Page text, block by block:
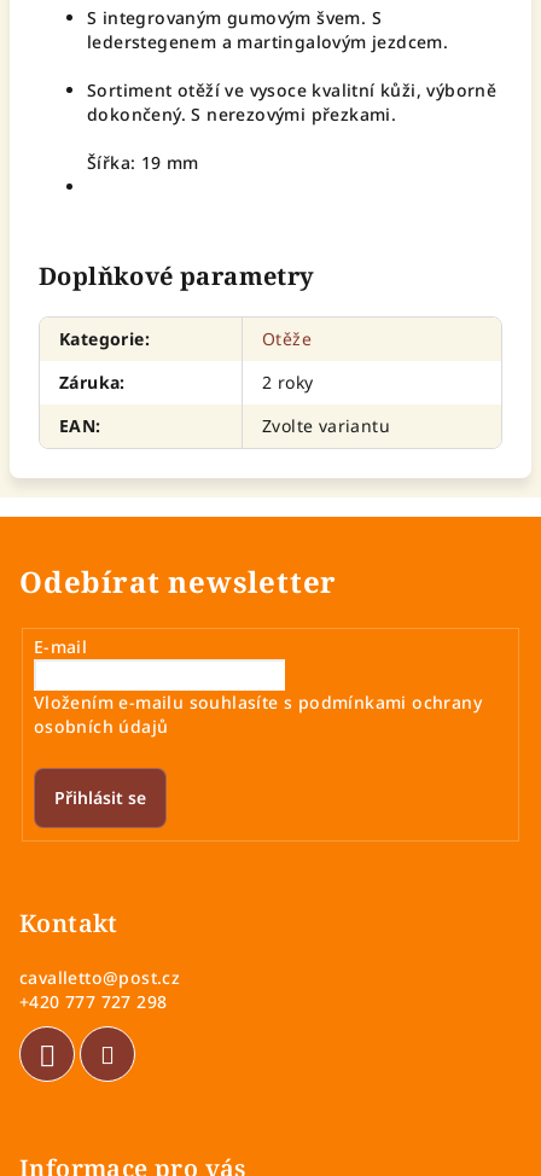
S integrovaným gumovým švem. S
lederstegenem a martingalovým jezdcem.
Sortiment otěží ve vysoce kvalitní kůži, výborně
dokončený. S nerezovými přezkami.
Šířka: 19 mm
Doplňkové parametry
Kategorie:
Otěže
Záruka:
2 roky
EAN: Zvolte variantu
Odebírat newsletter
E-mail
Vložením e-mailu souhlasíte s podmínkami ochrany
osobních údajů
Přihlásit se
Kontakt
cavalletto@post.cz
+420 777 727 298
Informace pro vás